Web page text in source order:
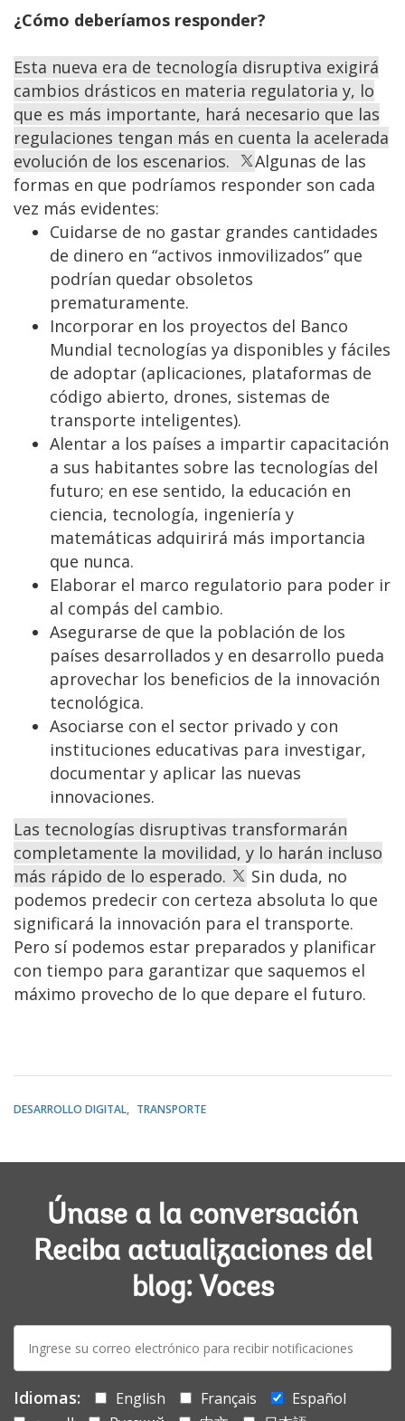
¿Cómo deberíamos responder?
Esta nueva era de tecnología disruptiva exigirá
cambios drásticos en materia regulatoria y, lo
que es más importante, hará necesario que las
regulaciones tengan más en cuenta la acelerada
evolución de los escenarios.
Algunas de las
formas en que podríamos responder son cada
vez más evidentes:
Cuidarse de no gastar grandes cantidades
de dinero en “activos inmovilizados” que
podrían quedar obsoletos
prematuramente.
Incorporar en los proyectos del Banco
Mundial tecnologías ya disponibles y fáciles
de adoptar (aplicaciones, plataformas de
código abierto, drones, sistemas de
transporte inteligentes).
Alentar a los países a impartir capacitación
a sus habitantes sobre las tecnologías del
futuro; en ese sentido, la educación en
ciencia, tecnología, ingeniería y
matemáticas adquirirá más importancia
que nunca.
Elaborar el marco regulatorio para poder ir
al compás del cambio.
Asegurarse de que la población de los
países desarrollados y en desarrollo pueda
aprovechar los beneficios de la innovación
tecnológica.
Asociarse con el sector privado y con
instituciones educativas para investigar,
documentar y aplicar las nuevas
innovaciones.
Las tecnologías disruptivas transformarán
completamente la movilidad, y lo harán incluso
más rápido de lo esperado.
Sin duda, no
podemos predecir con certeza absoluta lo que
significará la innovación para el transporte.
Pero sí podemos estar preparados y planificar
con tiempo para garantizar que saquemos el
máximo provecho de lo que depare el futuro.
DESARROLLO DIGITAL TRANSPORTE
Únase a la conversación
Reciba actualizaciones del
blog: Voces
mail:
Idiomas: English Français
Español